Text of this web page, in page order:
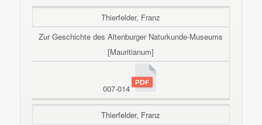
Thierfelder, Franz
Zur Geschichte des Altenburger Naturkunde-Museums
[Mauritianum]
007-014
Thierfelder, Franz